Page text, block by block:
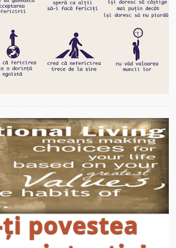
IN MINTEA CELUI
există o ‪soluție‬ încă dinainte de a
cere doar cu adevărat căutată.